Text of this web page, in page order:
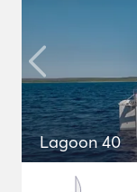
Lagoon 40